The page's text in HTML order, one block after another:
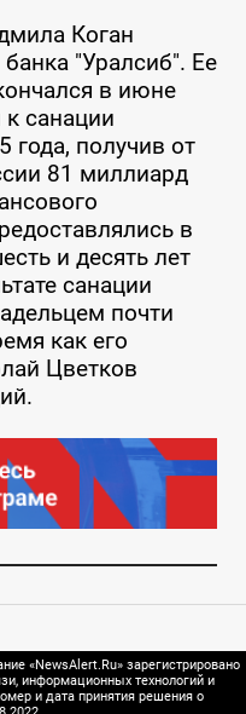
Коган
"Уралсиб". Ее
в июне
санации
года, получив от
81 миллиард
в
и десять лет
санации
почти
как его
Цветков
«NewsAlert.Ru» зарегистрировано
информационных технологий и
и дата принятия решения о